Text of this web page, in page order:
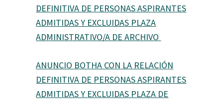
DEFINITIVA DE PERSONAS ASPIRANTES
ADMITIDAS Y EXCLUIDAS PLAZA
ADMINISTRATIVO/A DE ARCHIVO
ANUNCIO BOTHA CON LA RELACIÓN
DEFINITIVA DE PERSONAS ASPIRANTES
ADMITIDAS Y EXCLUIDAS PLAZA DE